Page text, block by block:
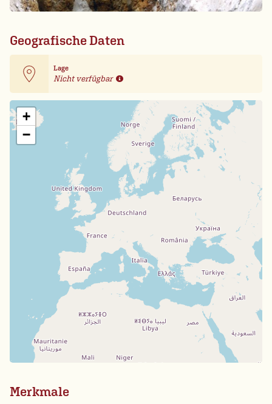
Geografische Daten
Lage
Nicht verfügbar
+
−
Merkmale